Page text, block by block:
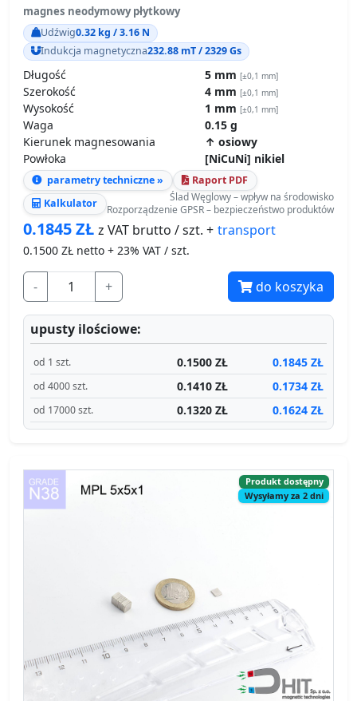
magnes neodymowy płytkowy
Udźwig0.32 kg / 3.16 N
Indukcja magnetyczna232.88 mT / 2329 Gs
Długość 5 mm [±0,1 mm]
Szerokość 4 mm [±0,1 mm]
Wysokość 1 mm [±0,1 mm]
Waga
0.15 g
Kierunek magnesowania
↑ osiowy
Powłoka
[NiCuNi] nikiel
parametry techniczne »
Raport PDF
Kalkulator
Ślad Węglowy – wpływ na środowisko
Rozporządzenie GPSR – bezpieczeństwo produktów
0.1845ZŁ z VAT brutto / szt. + transport
0.1500 ZŁ netto + 23% VAT / szt.
- + do koszyka
upusty ilościowe:
od 1 szt. 0.1500 ZŁ 0.1845 ZŁ
od 4000 szt. 0.1410 ZŁ 0.1734 ZŁ
od 17000 szt. 0.1320 ZŁ 0.1624 ZŁ
Produkt dostępny
Wysyłamy za 2 dni